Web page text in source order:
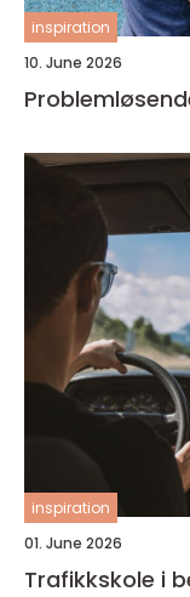
inspiration
10. June 2026
inspiration
01. June 2026
Trafikkskole i bergen slik